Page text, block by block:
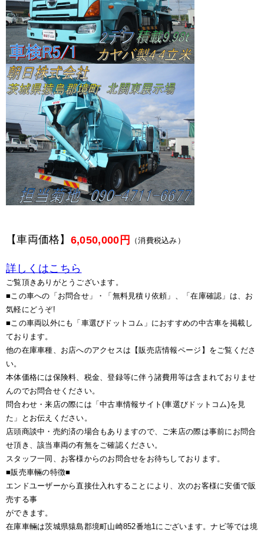
【車両価格】 6,050,000円 （消費税込み）
詳しくはこちら
ご覧頂きありがとうございます。
■この車への「お問合せ」・「無料見積り依頼」、「在庫確認」は、お
気軽にどうぞ!
■この車両以外にも「車選びドットコム」におすすめの中古車を掲載し
ております。
他の在庫車種、お店へのアクセスは【販売店情報ページ】をご覧くださ
い。
本体価格には保険料、税金、登録等に伴う諸費用等は含まれておりませ
んのでお問合せください。
問合わせ・来店の際には「中古車情報サイト(車選びドットコム)を見
た」とお伝えください。
店頭商談中・売約済の場合もありますので、ご来店の際は事前にお問合
せ頂き、該当車両の有無をご確認ください。
スタッフ一同、お客様からのお問合せをお待ちしております。
■販売車輛の特徴■
エンドユーザーから直接仕入れすることにより、次のお客様に安価で販
売する事
ができます。
在庫車輛は茨城県猿島郡境町山崎852番地1にございます。ナビ等では境